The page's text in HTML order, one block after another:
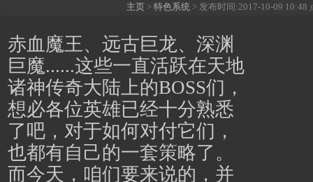
主页 > 特色系统 > 发布时间:2017-10-09 10:48
赤血魔王、远古巨龙、深渊
巨魔......这些一直活跃在天地
诸神传奇大陆上的BOSS们，
想必各位英雄已经十分熟悉
了吧，对于如何对付它们，
也都有自己的一套策略了。
而今天，咱们要来说的，并